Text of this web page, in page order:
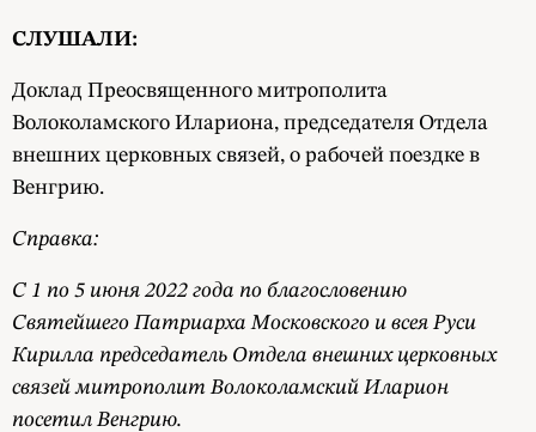
СЛУШАЛИ:
Доклад Преосвященного митрополита
Волоколамского Илариона, председателя Отдела
внешних церковных связей, о рабочей поездке в
Венгрию.
Справка:
C 1 по 5 июня 2022 года по благословению
Святейшего Патриарха Московского и всея Руси
Кирилла председатель Отдела внешних церковных
связей митрополит Волоколамский Иларион
посетил Венгрию.